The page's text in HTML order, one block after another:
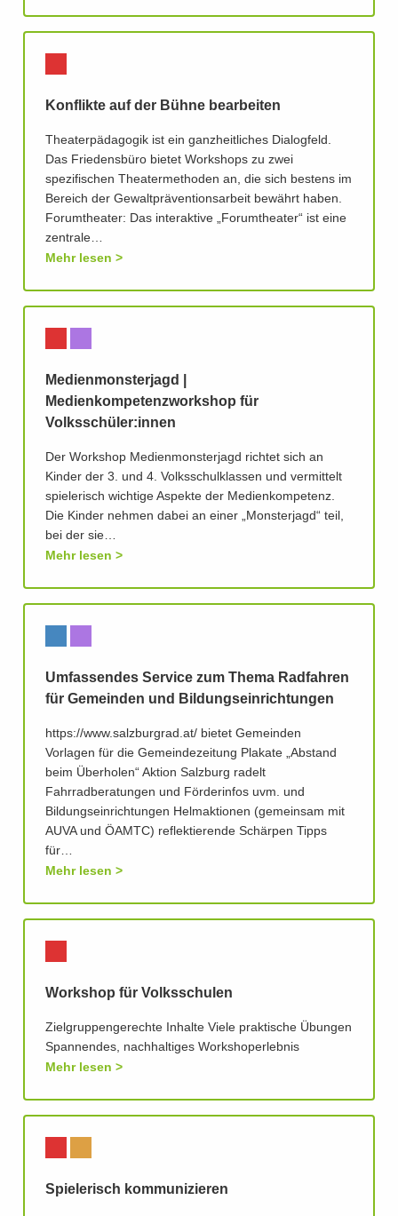
Konflikte auf der Bühne bearbeiten
Theaterpädagogik ist ein ganzheitliches Dialogfeld.
Das Friedensbüro bietet Workshops zu zwei
spezifischen Theatermethoden an, die sich bestens im
Bereich der Gewaltpräventionsarbeit bewährt haben.
Forumtheater: Das interaktive „Forumtheater“ ist eine
zentrale…
Mehr lesen
Medienmonsterjagd |
Medienkompetenzworkshop für
Volksschüler:innen
Der Workshop Medienmonsterjagd richtet sich an
Kinder der 3. und 4. Volksschulklassen und vermittelt
spielerisch wichtige Aspekte der Medienkompetenz.
Die Kinder nehmen dabei an einer „Monsterjagd“ teil,
bei der sie…
Mehr lesen
Umfassendes Service zum Thema Radfahren
für Gemeinden und Bildungseinrichtungen
https://www.salzburgrad.at/ bietet Gemeinden
Vorlagen für die Gemeindezeitung Plakate „Abstand
beim Überholen“ Aktion Salzburg radelt
Fahrradberatungen und Förderinfos uvm. und
Bildungseinrichtungen Helmaktionen (gemeinsam mit
AUVA und ÖAMTC) reflektierende Schärpen Tipps
für…
Mehr lesen
Workshop für Volksschulen
Zielgruppengerechte Inhalte Viele praktische Übungen
Spannendes, nachhaltiges Workshoperlebnis
Mehr lesen
Spielerisch kommunizieren